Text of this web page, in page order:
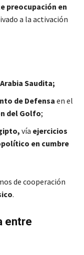
preocupación en
a la activación
Saudita;
de Defensa en el
del Golfo;
vía ejercicios
en cumbre
de cooperación
.
entre